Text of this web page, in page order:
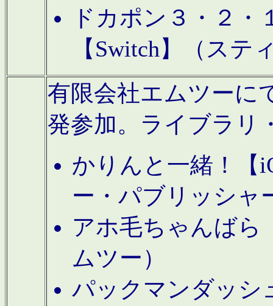
ドカポン３・２
【Switch】（ステ
有限会社エムツーに
発参加。ライブラリ
かりんと一緒！【
ー・パブリッシャ
アホ毛ちゃんばら
ムツー）
パックマンダッシ